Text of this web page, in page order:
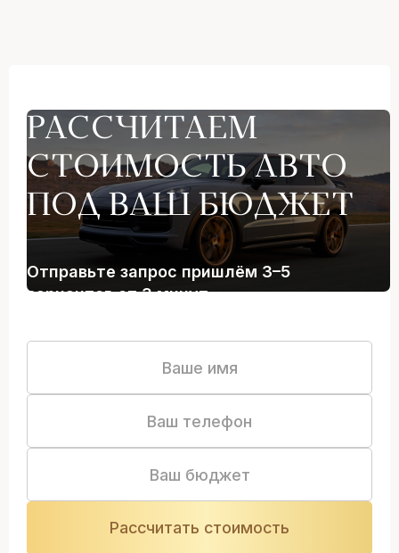
РАССЧИТАЕМ
СТОИМОСТЬ АВТО
ПОД ВАШ БЮДЖЕТ
Отправьте запрос пришлём 3–5
вариантов от 3 минут